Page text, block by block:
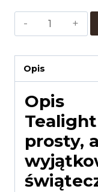
ilość
200
sztuk
Opis
Opis
prosty,